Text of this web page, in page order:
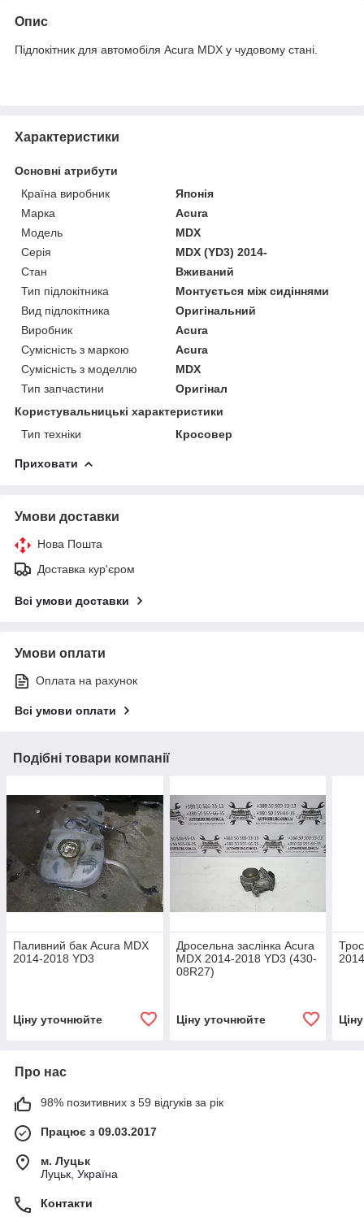
Опис
Підлокітник для автомобіля Acura MDX у чудовому стані.
Характеристики
Основні атрибути
Країна виробник
Японія
Марка
Acura
Модель
MDX
Серія
MDX (YD3) 2014-
Стан
Вживаний
Тип підлокітника
Монтується між сидіннями
Вид підлокітника
Оригінальний
Виробник
Acura
Сумісність з маркою
Acura
Сумісність з моделлю
MDX
Тип запчастини
Оригінал
Користувальницькі характеристики
Тип техніки
Кросовер
Приховати
Умови доставки
Нова Пошта
Доставка кур'єром
Всі умови доставки
Умови оплати
Оплата на рахунок
Всі умови оплати
Подібні товари компанії
Паливний бак Acura MDX
2014-2018 YD3
Ціну уточнюйте
Дросельна заслінка Acura
MDX 2014-2018 YD3 (430-
08R27)
Ціну уточнюйте
Про нас
98% позитивних з 59 відгуків за рік
Працює з 09.03.2017
м. Луцьк
Луцьк, Україна
Контакти